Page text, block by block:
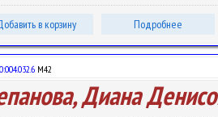
в корзину Подробнее
М42
Диана